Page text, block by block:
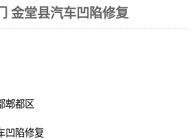
金堂县汽车凹陷修复
郫都区
凹陷修复